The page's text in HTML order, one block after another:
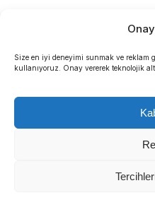
Size en iyi deneyimi sunmak ve reklam
kullanıyoruz. Onay vererek teknolojik